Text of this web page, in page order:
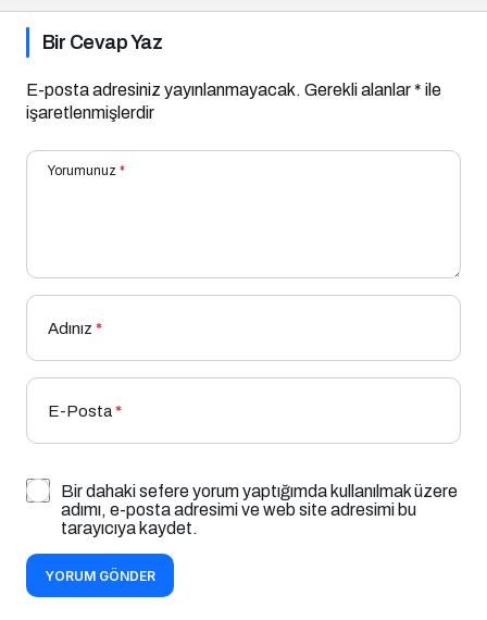
Bir Cevap Yaz
E-posta adresiniz yayınlanmayacak. Gerekli alanlar* ile
işaretlenmişlerdir
Yorumunuz *
Adınız *
E-Posta*
Bir dahaki sefere yorum yaptığımda kullanılmak üzere
adımı, e-posta adresimi ve web site adresimi bu
tarayıcıya kaydet.
YORUM GÖNDER